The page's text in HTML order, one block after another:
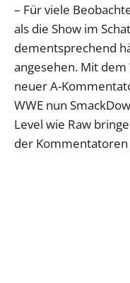
– Für viele
als die Show im
dementsprechend
angesehen. Mit dem
neuer A-
WWE nun
Level wie Raw
der